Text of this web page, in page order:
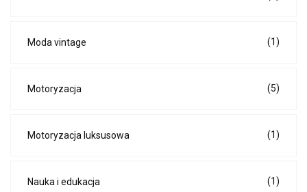
Moda vintage (1)
Motoryzacja (5)
Motoryzacja luksusowa (1)
Nauka i edukacja (1)